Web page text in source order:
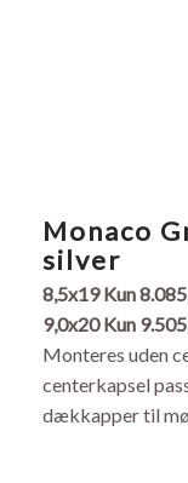
​Monaco
silver
8,5x19​Kun
9,0x20 Kun
Monteres uden
centerkapsel
dækkapper til